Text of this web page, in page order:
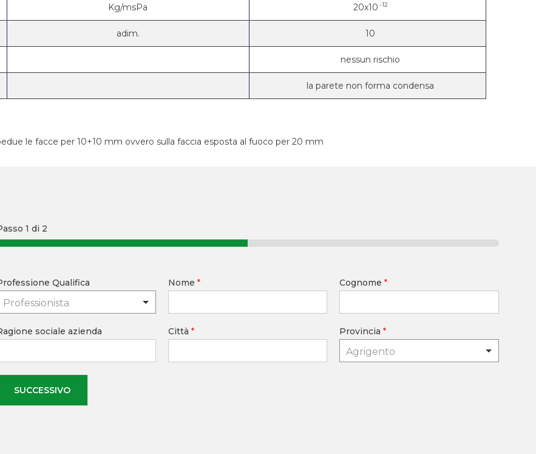
Kg/msPa 20x10 -12
adim. 10
nessun rischio
la parete non forma condensa
le facce per 10+10 mm ovvero sulla faccia esposta al fuoco per 20 mm
1 di 2
Qualifica
Professionista
Nome * Cognome*
sociale azienda Città * Provincia*
Agrigento
SUCCESSIVO